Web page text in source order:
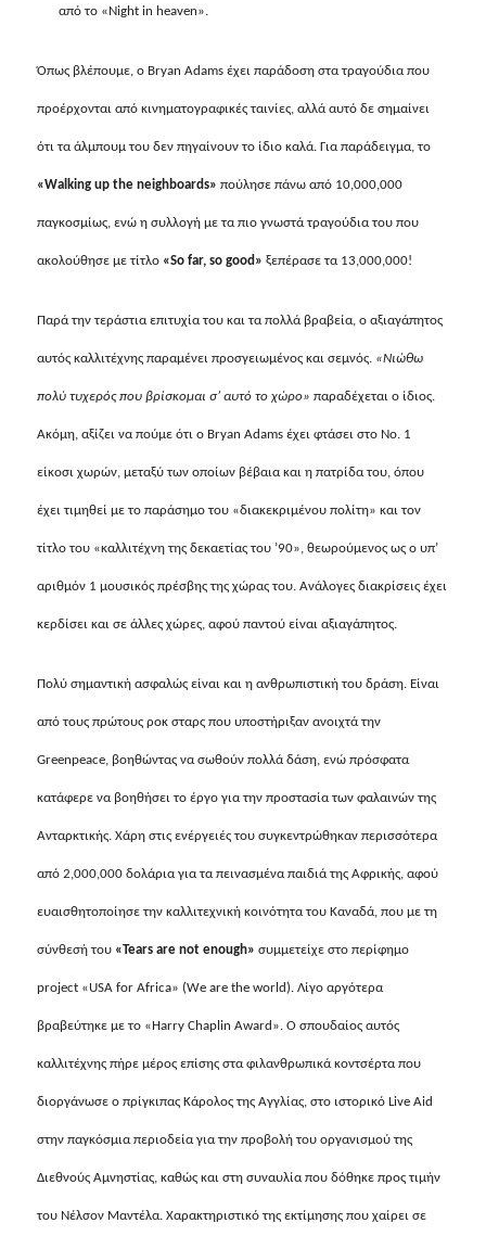
από το « Night in heaven».
Όπως βλέπουμε, ο Bryan Adamsέχει παράδοση στα τραγούδια που
προέρχονται από κινηματογραφικές ταινίες, αλλά αυτό δε σημαίνει
ότι τα άλμπουμ του δεν πηγαίνουν το ίδιο καλά. Για παράδειγμα, το
«Walking up the neighboards» πούλησε πάνω από 10,000,000
παγκοσμίως, ενώ η συλλογή με τα πιο γνωστά τραγούδια του που
ακολούθησε με τίτλο «So far, so good » ξεπέρασε τα 13,000,000!
Παρά την τεράστια επιτυχία του και τα πολλά βραβεία, o αξιαγάπητος
αυτός καλλιτέχνης παραμένει προσγειωμένος και σεμνός. «Νιώθω
πολύ τυχερός που βρίσκομαι σ’ αυτό το χώρο» παραδέχεται o ίδιος.
Ακόμη, αξίζει να πούμε ότι o Bryan Adamsέχει φτάσει στο Νο. 1
είκοσι χωρών, μεταξύ των οποίων βέβαια και η πατρίδα του, όπου
έχει τιμηθεί με το παράσημο του «διακεκριμένου πολίτη» και τον
τίτλο του «καλλιτέχνη της δεκαετίας του ’90», θεωρούμενος ως o υπ’
αριθμόν 1 μουσικός πρέσβης της χώρας του. Ανάλογες διακρίσεις έχει
κερδίσει και σε άλλες χώρες, αφού παντού είναι αξιαγάπητος.
Πολύ σημαντική ασφαλώς είναι και η ανθρωπιστική του δράση. Είναι
από τους πρώτους ροκ σταρς που υποστήριξαν ανοιχτά την
Greenpeace, βοηθώντας να σωθούν πολλά δάση, ενώ πρόσφατα
κατάφερε να βοηθήσει το έργο για την προστασία των φαλαινών της
Ανταρκτικής. Χάρη στις ενέργειές του συγκεντρώθηκαν περισσότερα
από 2,000,000 δολάρια για τα πεινασμένα παιδιά της Αφρικής, αφού
ευαισθητοποίησε την καλλιτεχνική κοινότητα του Καναδά, που με τη
σύνθεσή του «Tears are not enough» συμμετείχε στο περίφημο
project«USAfor Africa» (We are the world ). Λίγο αργότερα
βραβεύτηκε με το « Harry Chaplin Award ». O σπουδαίος αυτός
καλλιτέχνης πήρε μέρος επίσης στα φιλανθρωπικά κοντσέρτα που
διοργάνωσε o πρίγκιπας Κάρολος της Αγγλίας, στο ιστορικό Live Aid
στην παγκόσμια περιοδεία για την προβολή του οργανισμού της
Διεθνούς Αμνηστίας, καθώς και στη συναυλία που δόθηκε προς τιμήν
του Νέλσον Μαντέλα. Χαρακτηριστικό της εκτίμησης που χαίρει σε